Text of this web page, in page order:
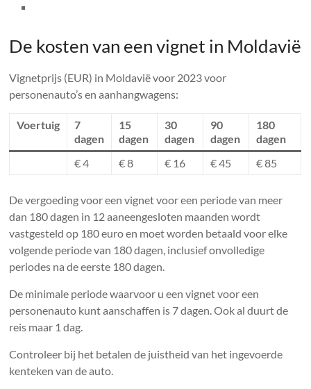
De kosten van een vignet in Moldavië
Vignetprijs (EUR) in Moldavië voor 2023 voor
personenauto’s en aanhangwagens:
Voertuig
7
dagen
15
dagen
30
dagen
90
dagen
180
dagen
€ 4
€ 8 € 16 € 45 € 85
De vergoeding voor een vignet voor een periode van meer
dan 180 dagen in 12 aaneengesloten maanden wordt
vastgesteld op 180 euro en moet worden betaald voor elke
volgende periode van 180 dagen, inclusief onvolledige
periodes na de eerste 180 dagen.
De minimale periode waarvoor u een vignet voor een
personenauto kunt aanschaffen is 7 dagen. Ook al duurt de
reis maar 1 dag.
Controleer bij het betalen de juistheid van het ingevoerde
kenteken van de auto.